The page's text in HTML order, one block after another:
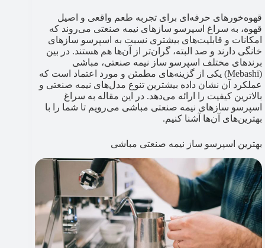
قهوه‌خورهای حرفه‌ای برای تجربه طعم واقعی و اصیل
قهوه، به سراغ اسپرسو سازهای نیمه صنعتی می‌روند که
امکانات و قابلیت‌های بیشتری نسبت به اسپرسو سازهای
خانگی دارند و صد البته، گران‌تر از آن‌ها هم هستند. در بین
برندهای مختلف اسپرسو ساز نیمه صنعتی، مباشی
(Mebashi) یکی از گزینه‌های مطمئن و مورد اعتماد است که
عملکرد آن نشان داده بیشترین تنوع مدل‌های نیمه صنعتی و
بالاترین کیفیت را ارائه می‌دهد. در این مقاله به سراغ
اسپرسو سازهای نیمه صنعتی مباشی می‌رویم تا شما را با
بهترین‌های آن‌ها آشنا کنیم.
بهترین اسپرسو ساز نیمه صنعتی مباشی